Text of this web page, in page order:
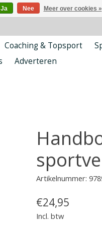
Coaching & Topsport
Adverteren
Artikelnummer:
€24,95
Incl. btw
Ja Nee Meer over cookies »